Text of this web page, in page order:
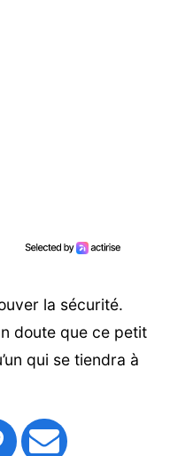
la sécurité.
doute que ce petit
qui se tiendra à